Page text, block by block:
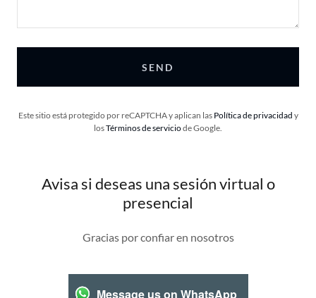
SEND
Este sitio está protegido por reCAPTCHA y aplican las Política de privacidad y
losTérminos de serviciode Google.
Avisa si deseas una sesión virtual o
presencial
Gracias por confiar en nosotros
Message us on WhatsApp